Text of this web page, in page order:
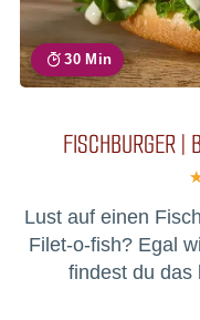
30 Min
FISCHBURGER |
Lust auf einen
Filet-o-fish? Egal
findest du das